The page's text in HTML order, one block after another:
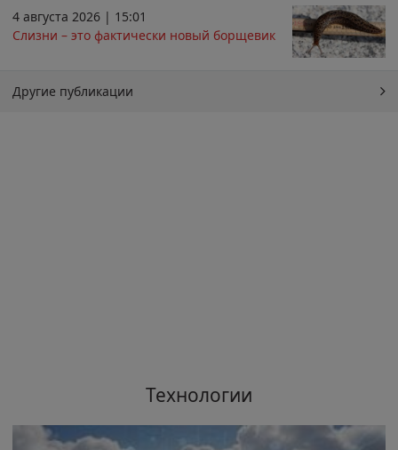
4 августа 2026 | 15:01
Слизни – это фактически новый борщевик
Другие публикации
Технологии